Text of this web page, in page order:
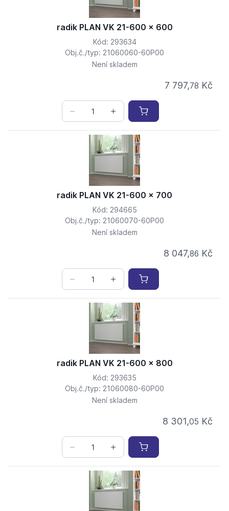
radik PLAN VK 21-600 x 600
Kód: 293634
Obj.č./typ: 21060060-60P00
Není skladem
7 797,78 Kč
radik PLAN VK 21-600 x 700
Kód: 294665
Obj.č./typ: 21060070-60P00
Není skladem
8 047,86 Kč
radik PLAN VK 21-600 x 800
Kód: 293635
Obj.č./typ: 21060080-60P00
Není skladem
8 301,05 Kč